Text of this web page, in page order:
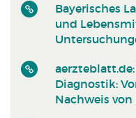
Bayerisches
und
Diagnostik:
Nachweis